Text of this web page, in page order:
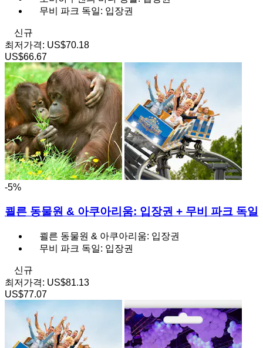
무비 파크 독일: 입장권
신규
최저가격: US$70.18
US$66.67
-5%
쾰른 동물원 & 아쿠아리움: 입장권 + 무비 파크 독일
쾰른 동물원 & 아쿠아리움: 입장권
무비 파크 독일: 입장권
신규
최저가격: US$81.13
US$77.07